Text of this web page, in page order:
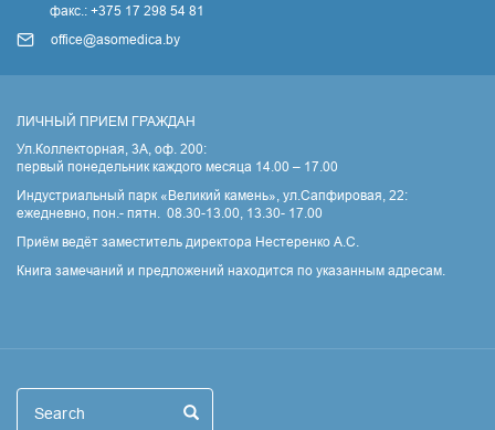
факс.: +375 17 298 54 81
office@asomedica.by
ЛИЧНЫЙ ПРИЕМ ГРАЖДАН
Ул.Коллекторная, 3А, оф. 200:
первый понедельник каждого месяца 14.00 – 17.00
Индустриальный парк «Великий камень», ул.Сапфировая, 22:
ежедневно, пон.- пятн. 08.30-13.00, 13.30- 17.00
Приём ведёт заместитель директора Нестеренко А.С.
Книга замечаний и предложений находится по указанным адресам.
Поиск Search
Search